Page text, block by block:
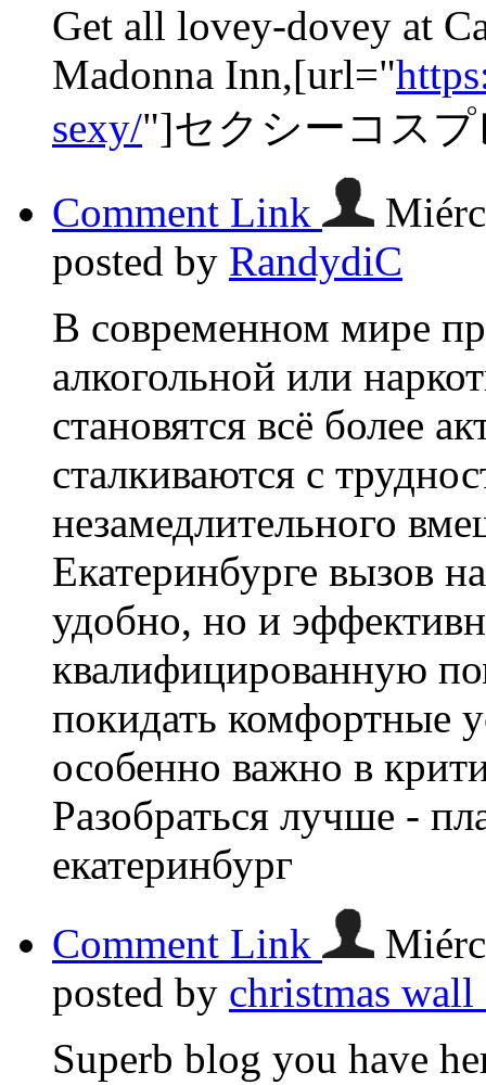
Get all lovey-dovey at
Madonna Inn,[url="
sexy/"]セクシーコス
Comment Link
posted by RandydiC
В современном мире
алкогольной или
становятся всё более
сталкиваются с
незамедлительного
Екатеринбурге вызов
удобно, но и
квалифицированную
покидать комфортные
особенно важно в
Разобраться лучше -
екатеринбург
Comment Link
posted by christmas wall
Superb blog you have